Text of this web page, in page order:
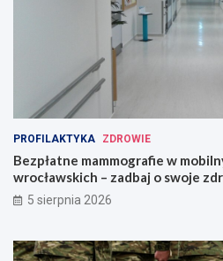
PROFILAKTYKA ZDROWIE
Bezpłatne mammografie w
wrocławskich – zadbaj o swoje
5 sierpnia 2026